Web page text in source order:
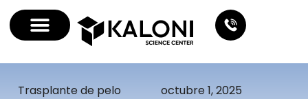
Trasplante de pelo octubre 1, 2025